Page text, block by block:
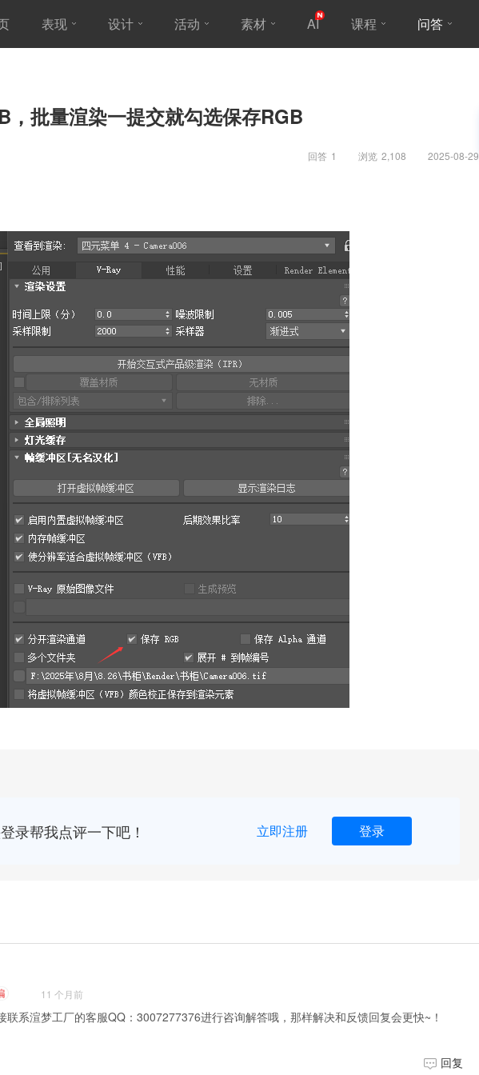
表现 设计 活动 素材 AI 课程 问答
，批量渲染一提交就勾选保存RGB
回答 1 浏览 2,108 2025-08-29
录帮我点评一下吧！ 立即注册 登录
11 个月前
联系渲梦工厂的客服QQ：3007277376进行咨询解答哦，那样解决和反馈回复会更快~！
回复